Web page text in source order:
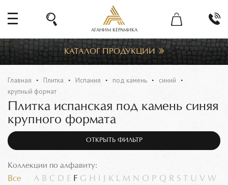
АГАНИМ КЕРАМИКА
КАТАЛОГ ПРОДУКЦИИ
Главная Плитка Испания под камень
синий
крупный формат
Плитка испанская под камень синяя
крупного формата
ОТКРЫТЬ ФИЛЬТР
Коллекции по алфавиту:
Все A B C D E F G H K L M N O P Q R S U V W